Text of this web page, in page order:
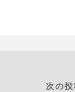
次の